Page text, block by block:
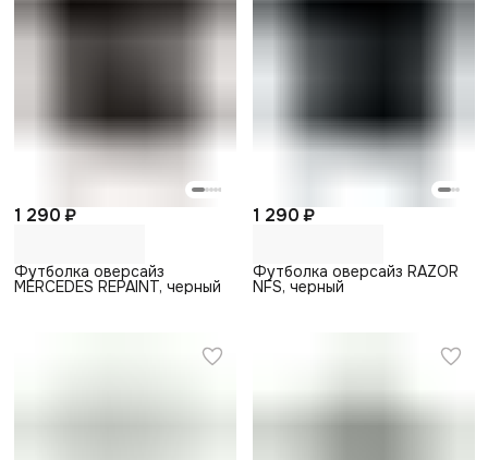
1 290 ₽
Футболка оверсайз
MERCEDES REPAINT, черный
1 290 ₽
Футболка оверсайз RAZOR
NFS, черный